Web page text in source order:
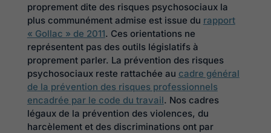
proprement dite des risques psychosociaux la
plus communément admise est issue du rapport
« Gollac » de 2011. Ces orientations ne
représentent pas des outils législatifs à
proprement parler. La prévention des risques
psychosociaux reste rattachée au cadre général
de la prévention des risques professionnels
encadrée par le code du travail. Nos cadres
légaux de la prévention des violences, du
harcèlement et des discriminations ont par